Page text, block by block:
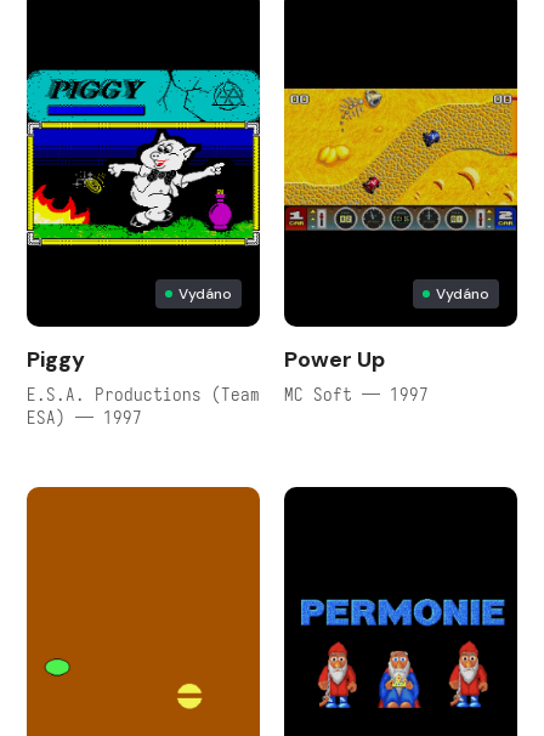
Vydáno
Piggy
E.S.A. Productions (Team
ESA) — 1997
Vydáno
Power Up
MC Soft — 1997